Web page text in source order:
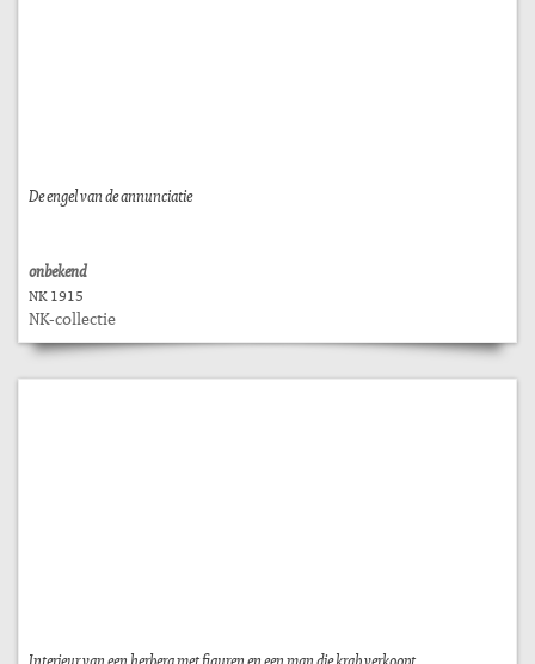
De engel van de annunciatie
onbekend
NK 1915
NK-collectie